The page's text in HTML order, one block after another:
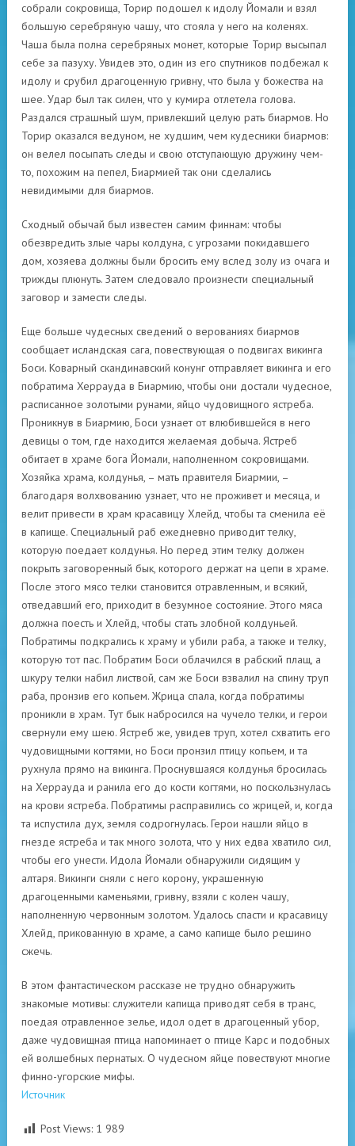
собрали сокровища, Торир подошел к идолу Йомали и взял
большую серебряную чашу, что стояла у него на коленях.
Чаша была полна серебряных монет, которые Торир высыпал
себе за пазуху. Увидев это, один из его спутников подбежал к
идолу и срубил драгоценную гривну, что была у божества на
шее. Удар был так силен, что у кумира отлетела голова.
Раздался страшный шум, привлекший целую рать биармов. Но
Торир оказался ведуном, не худшим, чем кудесники биармов:
он велел посыпать следы и свою отступающую дружину чем-
то, похожим на пепел, Биармией так они сделались
невидимыми для биармов.
Сходный обычай был известен самим финнам: чтобы
обезвредить злые чары колдуна, с угрозами покидавшего
дом, хозяева должны были бросить ему вслед золу из очага и
трижды плюнуть. Затем следовало произнести специальный
заговор и замести следы.
Еще больше чудесных сведений о верованиях биармов
сообщает исландская сага, повествующая о подвигах викинга
Боси. Коварный скандинавский конунг отправляет викинга и его
побратима Херрауда в Биармию, чтобы они достали чудесное,
расписанное золотыми рунами, яйцо чудовищного ястреба.
Проникнув в Биармию, Боси узнает от влюбившейся в него
девицы о том, где находится желаемая добыча. Ястреб
обитает в храме бога Йомали, наполненном сокровищами.
Хозяйка храма, колдунья, – мать правителя Биармии, –
благодаря волхвованию узнает, что не проживет и месяца, и
велит привести в храм красавицу Хлейд, чтобы та сменила её
в капище. Специальный раб ежедневно приводит телку,
которую поедает колдунья. Но перед этим телку должен
покрыть заговоренный бык, которого держат на цепи в храме.
После этого мясо телки становится отравленным, и всякий,
отведавший его, приходит в безумное состояние. Этого мяса
должна поесть и Хлейд, чтобы стать злобной колдуньей.
Побратимы подкрались к храму и убили раба, а также и телку,
которую тот пас. Побратим Боси облачился в рабский плащ, а
шкуру телки набил листвой, сам же Боси взвалил на спину труп
раба, пронзив его копьем. Жрица спала, когда побратимы
проникли в храм. Тут бык набросился на чучело телки, и герои
свернули ему шею. Ястреб же, увидев труп, хотел схватить его
чудовищными когтями, но Боси пронзил птицу копьем, и та
рухнула прямо на викинга. Проснувшаяся колдунья бросилась
на Херрауда и ранила его до кости когтями, но поскользнулась
на крови ястреба. Побратимы расправились со жрицей, и, когда
та испустила дух, земля содрогнулась. Герои нашли яйцо в
гнезде ястреба и так много золота, что у них едва хватило сил,
чтобы его унести. Идола Йомали обнаружили сидящим у
алтаря. Викинги сняли с него корону, украшенную
драгоценными каменьями, гривну, взяли с колен чашу,
наполненную червонным золотом. Удалось спасти и красавицу
Хлейд, прикованную в храме, а само капище было решино
сжечь.
В этом фантастическом рассказе не трудно обнаружить
знакомые мотивы: служители капища приводят себя в транс,
поедая отравленное зелье, идол одет в драгоценный убор,
даже чудовищная птица напоминает о птице Карс и подобных
ей волшебных пернатых. О чудесном яйце повествуют многие
финно-угорские мифы.
Источник
Post Views: 1 989